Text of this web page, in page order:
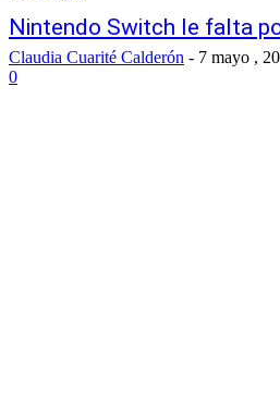
Nintendo Switch le falta
Claudia Cuarité Calderón - 7 mayo ,
0